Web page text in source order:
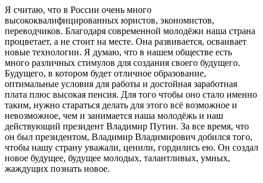
Я считаю, что в России очень много
высококвалифицированных юристов, экономистов,
переводчиков. Благодаря современной молодёжи наша страна
процветает, а не стоит на месте. Она развивается, осваивает
новые технологии. Я думаю, что в нашем обществе есть
много различных стимулов для создания своего будущего.
Будущего, в котором будет отличное образование,
оптимальные условия для работы и достойная заработная
плата плюс высокая пенсия. Для того чтобы оно стало именно
таким, нужно стараться делать для этого всё возможное и
невозможное, чем и занимается наша молодёжь и наш
действующий президент Владимир Путин. За все время, что
он был президентом, Владимир Владимирович добился того,
чтобы нашу страну уважали, ценили, гордились ею. Он создал
новое будущее, будущее молодых, талантливых, умных,
жаждущих познать новое.